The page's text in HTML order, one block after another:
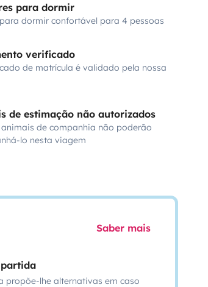
para dormir
dormir confortável para 4 pessoas
verificado
de matrícula é validado pela nossa
de estimação não autorizados
animais de companhia não poderão
lo nesta viagem
Saber mais
propõe-lhe alternativas em caso